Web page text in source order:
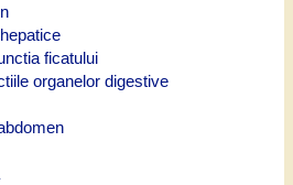
ficatului
organelor digestive